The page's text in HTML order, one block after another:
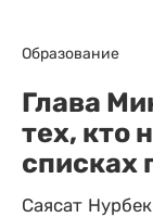
Образование
Глава
тех, кто
списках
Саясат